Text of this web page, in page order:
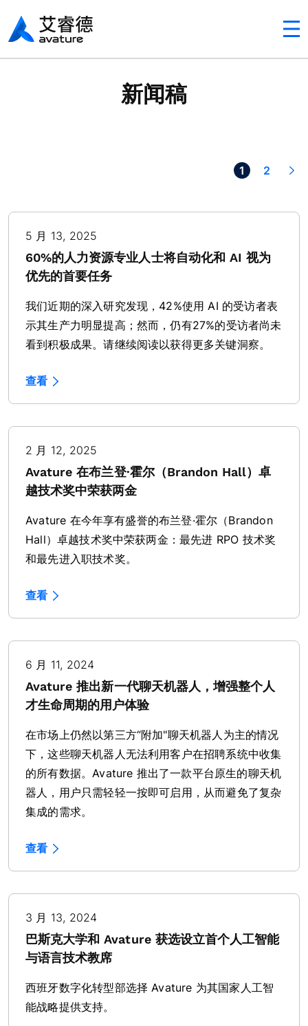
Avaturehcm
新闻稿
1 2
Next >
5 月 13, 2025
60%的人力资源专业人士将自动化和 AI 视为
优先的首要任务
我们近期的深入研究发现，42%使用 AI 的受访者表
示其生产力明显提高；然而，仍有27%的受访者尚未
看到积极成果。请继续阅读以获得更多关键洞察。
查看
2 月 12, 2025
Avature 在布兰登·霍尔（Brandon Hall）卓
越技术奖中荣获两金
Avature 在今年享有盛誉的布兰登·霍尔（Brandon
Hall）卓越技术奖中荣获两金：最先进 RPO 技术奖
和最先进入职技术奖。
查看
6 月 11, 2024
Avature 推出新一代聊天机器人，增强整个人
才生命周期的用户体验
在市场上仍然以第三方“附加"聊天机器人为主的情况
下，这些聊天机器人无法利用客户在招聘系统中收集
的所有数据。Avature 推出了一款平台原生的聊天机
器人，用户只需轻轻一按即可启用，从而避免了复杂
集成的需求。
查看
3 月 13, 2024
巴斯克大学和 Avature 获选设立首个人工智能
与语言技术教席
西班牙数字化转型部选择 Avature 为其国家人工智
能战略提供支持。